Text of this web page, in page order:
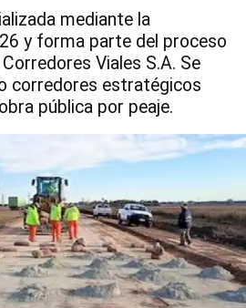
mediante la
y forma parte del proceso
Viales S.A. Se
corredores estratégicos
pública por peaje.